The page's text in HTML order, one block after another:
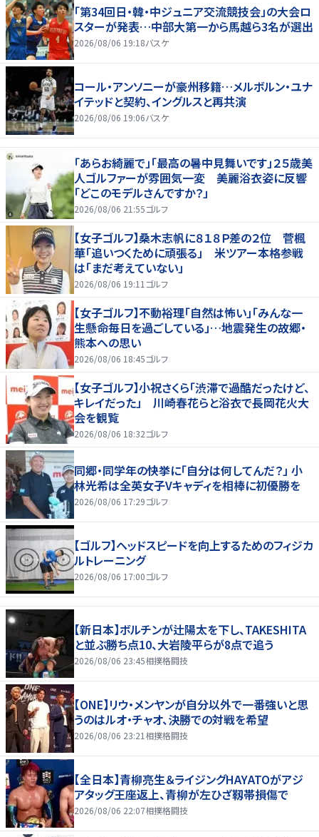
「第34回日・韓・中ジュニア交流競技会」の大会ロ
スターが発表…中部大第一から馬越ら3名が選出
2026/08/06 19:18バスケ
コール・アンソニーが豪州移籍…メルボルン・ユナ
イテッドと契約、イングルスと再共演
2026/08/06 19:06バスケ
「あらお綺麗で」「最高の暑中見舞いです」２５歳美
人ゴルファーが雰囲気一変 美麗浴衣姿に反響
「どこのモデルさんですか？」
2026/08/06 21:55ゴルフ
【女子ゴルフ】桑木志帆に８１８Ｐ差の２位 菅楓
華「追いつくために頑張る」 米ツアー本格参戦
は「まだ考えていない」
2026/08/06 19:11 ゴルフ
【女子ゴルフ】不動裕理「自然は怖い」「みんな一
生懸命毎日を過ごしている」…地震発生の故郷・
熊本への思い
2026/08/06 18:45ゴルフ
【女子ゴルフ】小祝さくら「渋滞で過酷だったけど、
キレイだった」 川崎春花らと浴衣で長岡花火大
会を観覧
2026/08/06 18:32ゴルフ
同郷・同学年の快挙に「自分は何してんだ？」 小
林光希は全英女子Vキャディを相棒に初優勝を
2026/08/06 17:29ゴルフ
【ゴルフ】ヘッドスピードを向上するためのフィジカ
ルトレーニング
2026/08/06 17:00ゴルフ
【新日本】ボルチンが辻陽太を下し、TAKESHITA
と並ぶ勝ち点10、大岩陵平らが8点で追う
2026/08/06 23:45相撲格闘技
【ONE】リウ・メンヤンが自分以外で一番強いと思
うのはルオ・チャオ、決勝での対戦を希望
2026/08/06 23:21 相撲格闘技
【全日本】青柳亮生＆ライジングHAYATOがアジ
アタッグ王座返上、青柳が左ひざ靱帯損傷で
2026/08/06 22:07相撲格闘技